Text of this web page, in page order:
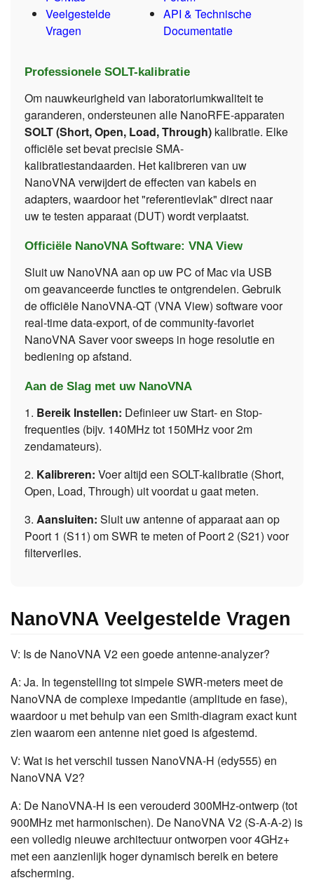
Veelgestelde
Vragen
API & Technische
Documentatie
Professionele SOLT-kalibratie
Om nauwkeurigheid van laboratoriumkwaliteit te
garanderen, ondersteunen alle NanoRFE-apparaten
SOLT (Short, Open, Load, Through) kalibratie. Elke
officiële set bevat precisie SMA-
kalibratiestandaarden. Het kalibreren van uw
NanoVNA verwijdert de effecten van kabels en
adapters, waardoor het "referentievlak" direct naar
uw te testen apparaat (DUT) wordt verplaatst.
Officiële NanoVNA Software: VNA View
Sluit uw NanoVNA aan op uw PC of Mac via USB
om geavanceerde functies te ontgrendelen. Gebruik
de officiële NanoVNA-QT (VNA View) software voor
real-time data-export, of de community-favoriet
NanoVNA Saver voor sweeps in hoge resolutie en
bediening op afstand.
Aan de Slag met uw NanoVNA
1. Bereik Instellen: Definieer uw Start- en Stop-
frequenties (bijv. 140MHz tot 150MHz voor 2m
zendamateurs).
2. Kalibreren: Voer altijd een SOLT-kalibratie (Short,
Open, Load, Through) uit voordat u gaat meten.
3. Aansluiten: Sluit uw antenne of apparaat aan op
Poort 1 (S11) om SWR te meten of Poort 2 (S21) voor
filterverlies.
NanoVNA Veelgestelde Vragen
V: Is de NanoVNA V2 een goede antenne-analyzer?
A: Ja. In tegenstelling tot simpele SWR-meters meet de
NanoVNA de complexe impedantie (amplitude en fase),
waardoor u met behulp van een Smith-diagram exact kunt
zien waarom een antenne niet goed is afgestemd.
V: Wat is het verschil tussen NanoVNA-H (edy555) en
NanoVNA V2?
A: De NanoVNA-H is een verouderd 300MHz-ontwerp (tot
900MHz met harmonischen). De NanoVNA V2 (S-A-A-2) is
een volledig nieuwe architectuur ontworpen voor 4GHz+
met een aanzienlijk hoger dynamisch bereik en betere
afscherming.